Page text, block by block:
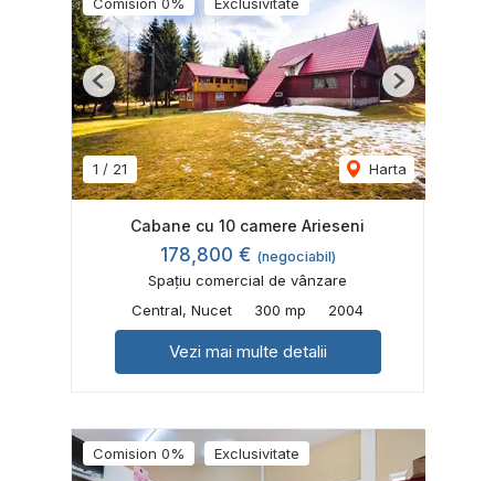
1 / 21 Harta
Previous Next
Cabane cu 10 camere Arieseni
178,800 € (negociabil)
Spațiu comercial de vânzare
Central, Nucet
300 mp 2004
Vezi mai multe detalii
Comision 0% Exclusivitate